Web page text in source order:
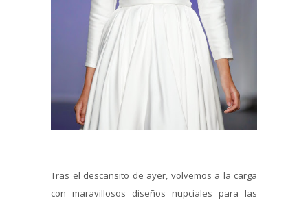
Tras el descansito de ayer, volvemos a la carga
con maravillosos diseños nupciales para las